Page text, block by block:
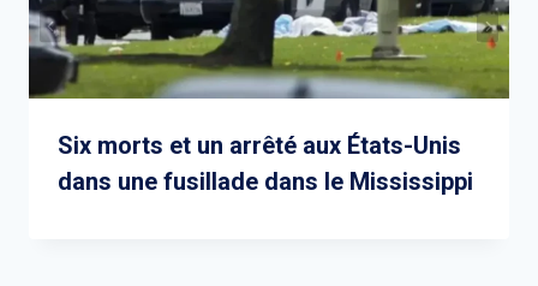
Six morts et un arrêté aux États-Unis
dans une fusillade dans le Mississippi